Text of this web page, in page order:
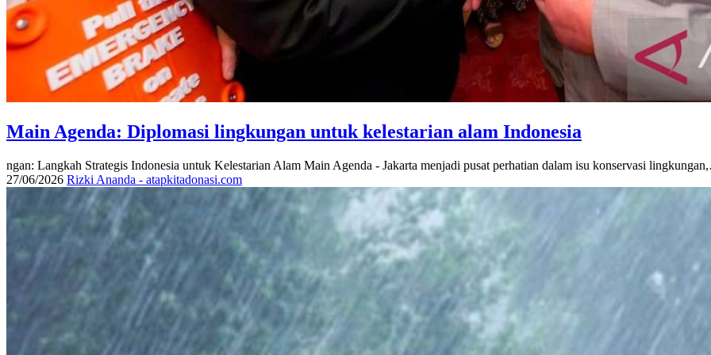
Main Agenda: Diplomasi lingkungan untuk kelestarian alam Indonesia
ngan: Langkah Strategis Indonesia untuk Kelestarian Alam Main Agenda - Jakarta menjadi pusat perhatian dalam isu konservasi
27/06/2026 Rizki Ananda - atapkitadonasi.com